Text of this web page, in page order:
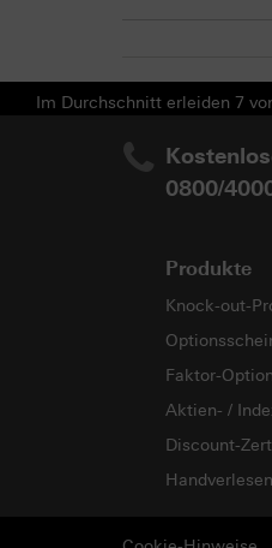
Im Durchschnitt erleiden 7
0800/
Produkte
Knock-out-
Faktor-
Aktien- /
Discount-
Handverlesen